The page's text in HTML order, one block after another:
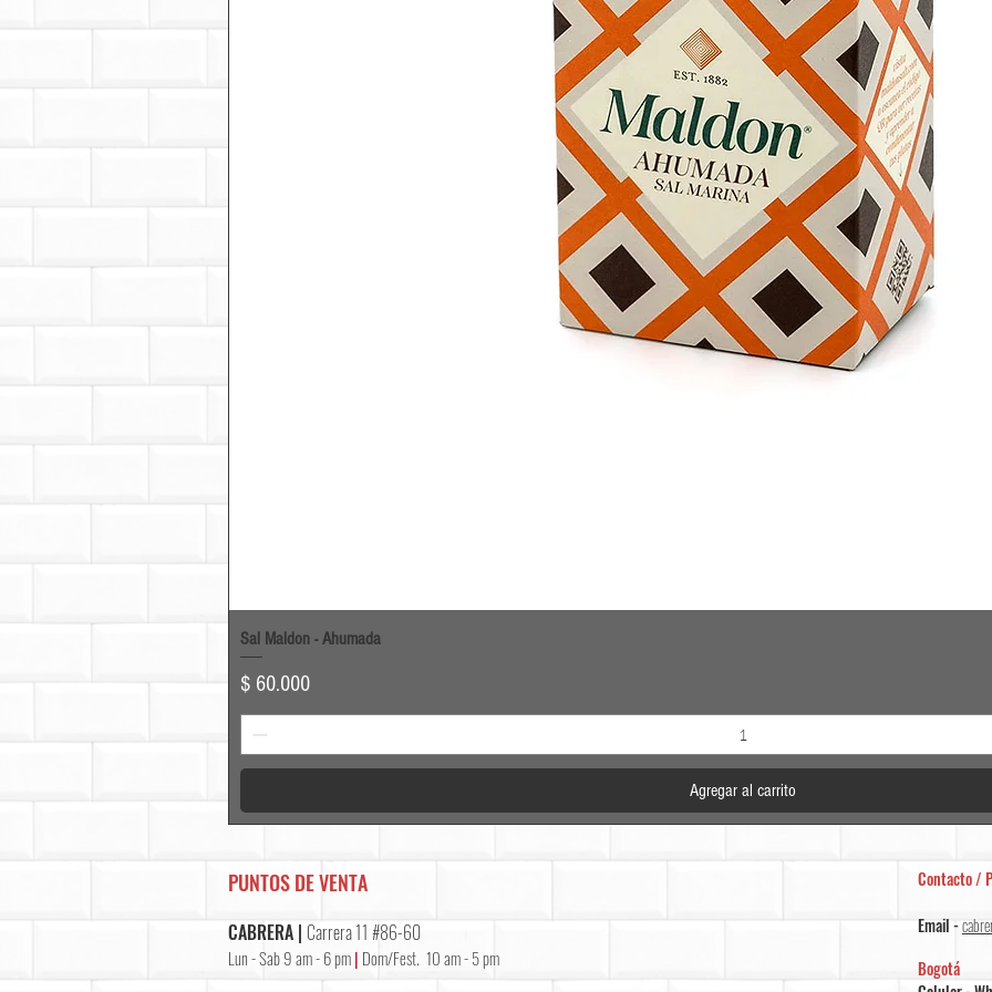
Sal Maldon - Ahumada
Precio
$ 60.000
Agregar al carrito
PUNTOS DE VENTA
CABRERA | Carrera 11 #86-60
Lun - Sab 9 am - 6 pm| Dom/Fest. 10 am - 5 pm
Contacto /
Email -
Bogotá